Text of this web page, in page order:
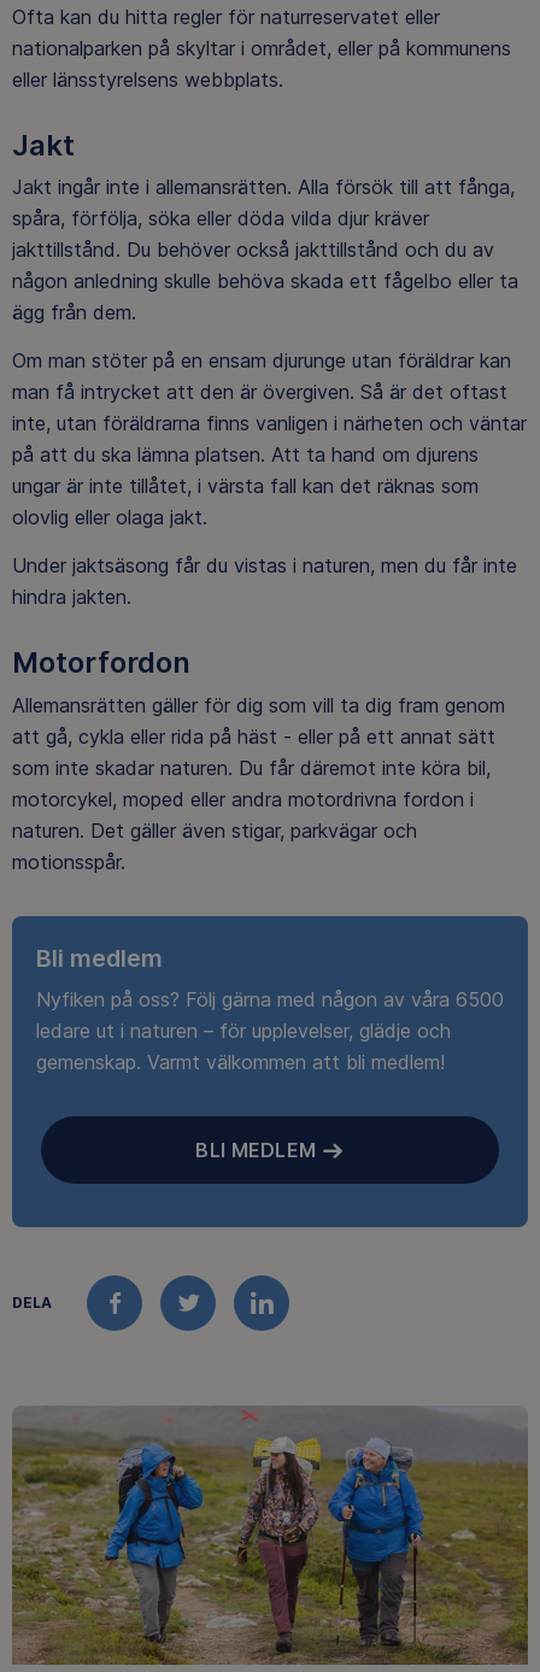
Ofta kan du hitta regler för naturreservatet eller
nationalparken på skyltar i området, eller på kommunens
eller länsstyrelsens webbplats.
Jakt
Jakt ingår inte i allemansrätten. Alla försök till att fånga,
spåra, förfölja, söka eller döda vilda djur kräver
jakttillstånd. Du behöver också jakttillstånd och du av
någon anledning skulle behöva skada ett fågelbo eller ta
ägg från dem.
Om man stöter på en ensam djurunge utan föräldrar kan
man få intrycket att den är övergiven. Så är det oftast
inte, utan föräldrarna finns vanligen i närheten och väntar
på att du ska lämna platsen. Att ta hand om djurens
ungar är inte tillåtet, i värsta fall kan det räknas som
olovlig eller olaga jakt.
Under jaktsäsong får du vistas i naturen, men du får inte
hindra jakten.
Motorfordon
Allemansrätten gäller för dig som vill ta dig fram genom
att gå, cykla eller rida på häst - eller på ett annat sätt
som inte skadar naturen. Du får däremot inte köra bil,
motorcykel, moped eller andra motordrivna fordon i
naturen. Det gäller även stigar, parkvägar och
motionsspår.
Bli medlem
Nyfiken på oss? Följ gärna med någon av våra 6500
ledare ut i naturen – för upplevelser, glädje och
gemenskap. Varmt välkommen att bli medlem!
BLI MEDLEM
DELA
FACEBOOKTWITTERLINKEDIN